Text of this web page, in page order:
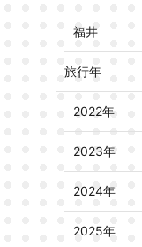
福井
旅行年
2022年
2023年
2024年
2025年